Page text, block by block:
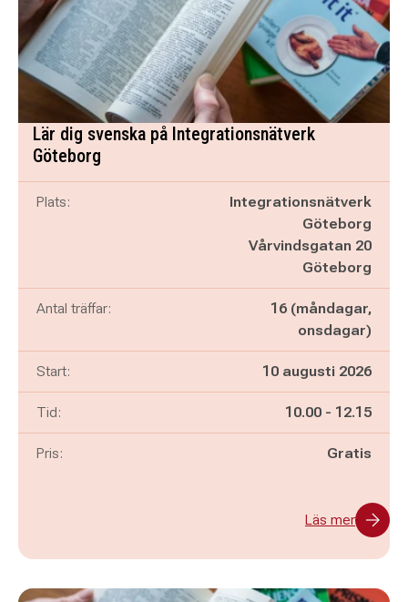
Lär dig svenska på Integrationsnätverk
Göteborg
Plats:
Integrationsnätverk
Göteborg
Vårvindsgatan 20
Göteborg
Antal träffar:
16 (måndagar,
onsdagar)
Start: 10 augusti 2026
Tid: Pågår mellan
10.00 - och
12.15
Pris: Gratis
Läs mer